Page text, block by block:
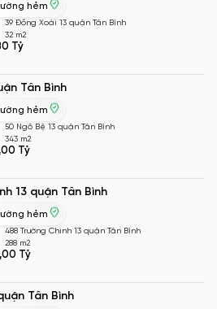
hẻm
39 Đồng Xoài 13 quận Tân Bình
32 m2
Tỷ
Tân Bình
hẻm
50 Ngô Bệ 13 quận Tân Bình
343 m2
Tỷ
13 quận Tân Bình
hẻm
488 Trường Chinh 13 quận Tân Bình
288 m2
Tỷ
Tân Bình